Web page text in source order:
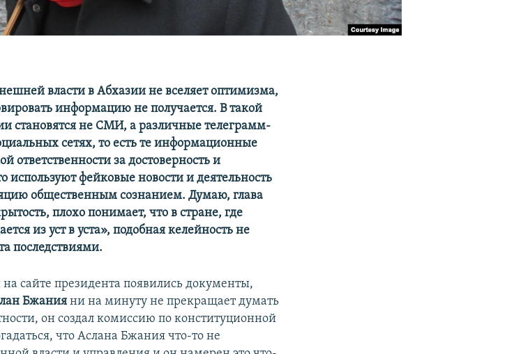
власти в Абхазии не вселяет оптимизма,
информацию не получается. В такой
становятся не СМИ, а различные телеграмм-
сетях, то есть те информационные
ответственности за достоверность и
используют фейковые новости и деятельность
общественным сознанием. Думаю, глава
плохо понимает, что в стране, где
из уст в уста», подобная келейность не
последствиями.
сайте президента появились документы,
Бжания ни на минуту не прекращает думать
он создал комиссию по конституционной
что Аслана Бжания что-то не